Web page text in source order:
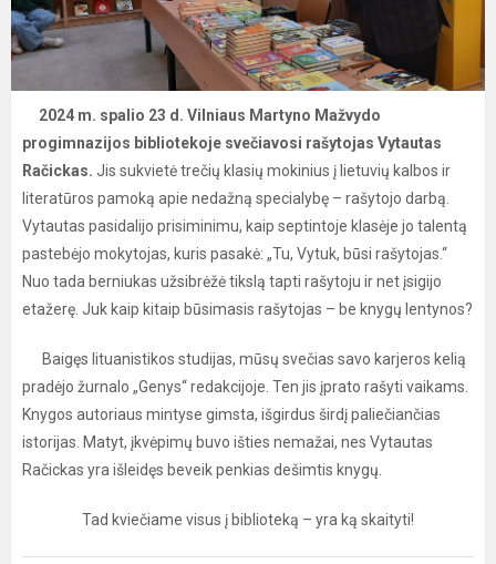
2024 m. spalio 23 d. Vilniaus Martyno Mažvydo
progimnazijos bibliotekoje svečiavosi rašytojas Vytautas
Račickas. Jis sukvietė trečių klasių mokinius į lietuvių kalbos ir
literatūros pamoką apie nedažną specialybę – rašytojo darbą.
Vytautas pasidalijo prisiminimu, kaip septintoje klasėje jo talentą
pastebėjo mokytojas, kuris pasakė: „Tu, Vytuk, būsi rašytojas.“
Nuo tada berniukas užsibrėžė tikslą tapti rašytoju ir net įsigijo
etažerę. Juk kaip kitaip būsimasis rašytojas – be knygų lentynos?
Baigęs lituanistikos studijas, mūsų svečias savo karjeros kelią
pradėjo žurnalo „Genys“ redakcijoje. Ten jis įprato rašyti vaikams.
Knygos autoriaus mintyse gimsta, išgirdus širdį paliečiančias
istorijas. Matyt, įkvėpimų buvo išties nemažai, nes Vytautas
Račickas yra išleidęs beveik penkias dešimtis knygų.
Tad kviečiame visus į biblioteką – yra ką skaityti!